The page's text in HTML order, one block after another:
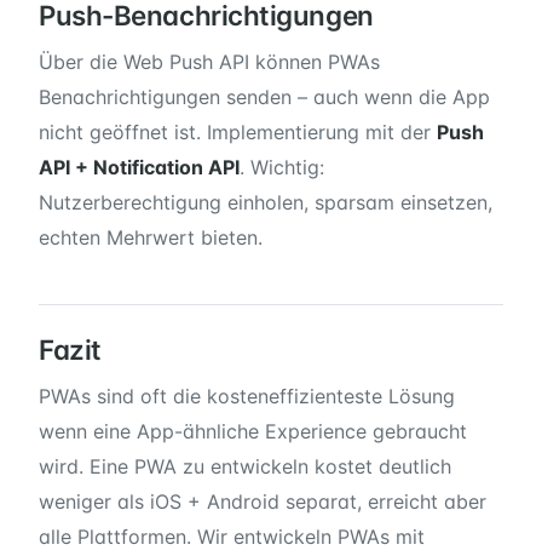
Push-Benachrichtigungen
Über die Web Push API können PWAs
Benachrichtigungen senden – auch wenn die App
nicht geöffnet ist. Implementierung mit der Push
API + Notification API. Wichtig:
Nutzerberechtigung einholen, sparsam einsetzen,
echten Mehrwert bieten.
Fazit
PWAs sind oft die kosteneffizienteste Lösung
wenn eine App-ähnliche Experience gebraucht
wird. Eine PWA zu entwickeln kostet deutlich
weniger als iOS + Android separat, erreicht aber
alle Plattformen. Wir entwickeln PWAs mit